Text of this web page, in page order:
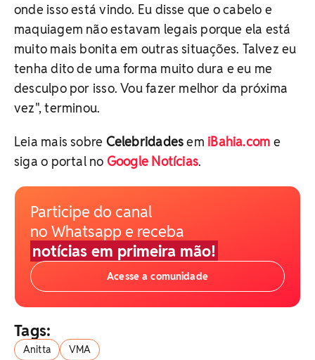
onde isso está vindo. Eu disse que o cabelo e
maquiagem não estavam legais porque ela está
muito mais bonita em outras situações. Talvez eu
tenha dito de uma forma muito dura e eu me
desculpo por isso. Vou fazer melhor da próxima
vez", terminou.
Leia mais sobre Celebridadesem iBahia.com e
siga o portal no Google Notícias.
Participe do canal
no Whatsapp e receba
notícias em primeira mão!
Acesse a comunidade
Tags:
Anitta VMA